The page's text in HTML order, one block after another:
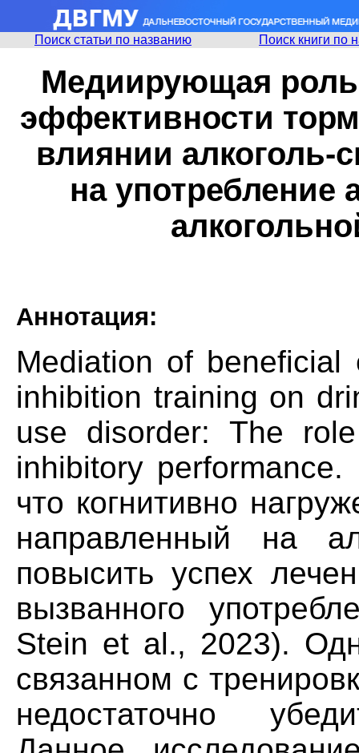
Поиск статьи по названию Поиск книги по
Медиирующая роль
эффективности
влиянии алкоголь-
на употребление
Аннотация:
Mediation of
inhibition training on
use disorder: The
inhibitory performance.
что когнитивно
направленный на
повысить успех
вызванного
Stein et al., 2023).
связанном с
недостаточно